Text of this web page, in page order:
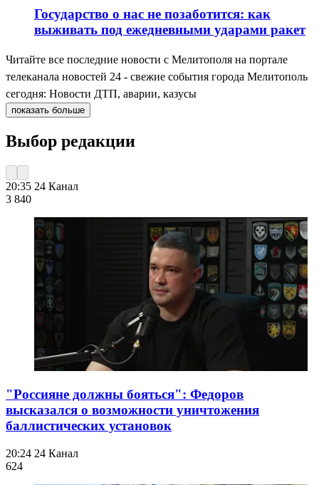
Государство о нас не позаботится: как
выживать под ежедневными ударами ракет
Читайте все последние новости с Мелитополя на портале
телеканала новостей 24 - свежие события города Мелитополь
сегодня: Новости ДТП, аварии, казусы
показать больше
Выбор редакции
20:35 24 Канал
3 840
"Россияне должны бояться": Федоров
высказался о возможности уничтожения
баллистических установок
20:24 24 Канал
624